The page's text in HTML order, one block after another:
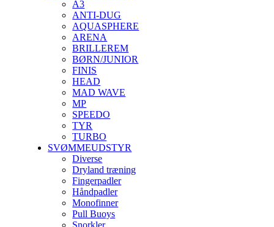
A3
ANTI-DUG
AQUASPHERE
ARENA
BRILLEREM
BØRN/JUNIOR
FINIS
HEAD
MAD WAVE
MP
SPEEDO
TYR
TURBO
SVØMMEUDSTYR
Diverse
Dryland træning
Fingerpadler
Håndpadler
Monofinner
Pull Buoys
Snorkler